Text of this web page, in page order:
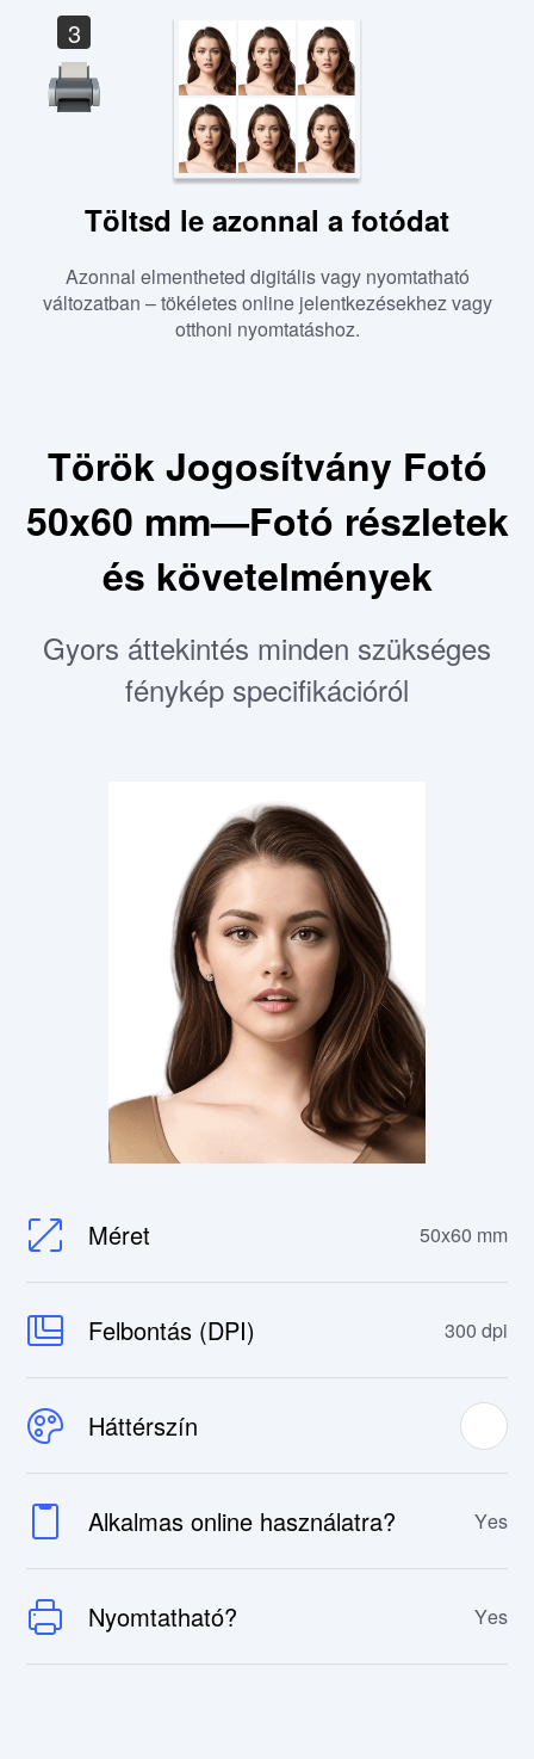
3
Töltsd le azonnal a fotódat
Azonnal elmentheted digitális vagy nyomtatható
változatban – tökéletes online jelentkezésekhez vagy
otthoni nyomtatáshoz.
Török Jogosítvány Fotó
50x60 mm—Fotó részletek
és követelmények
Gyors áttekintés minden szükséges
fénykép specifikációról
Méret 50x60 mm
Felbontás (DPI) 300 dpi
Háttérszín
Alkalmas online használatra? Yes
Nyomtatható? Yes